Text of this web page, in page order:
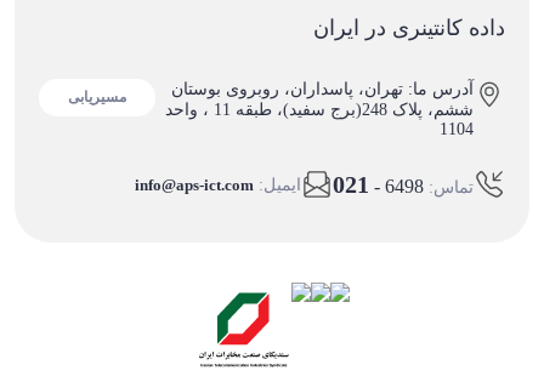
داده کانتینری در ایران
آدرس ما: تهران، پاسداران، روبروی بوستان
ششم، پلاک 248(برج سفید)، طبقه 11 ، واحد
1104
مسیریابی
تماس: 021 - 6498 ایمیل: info@aps-ict.com